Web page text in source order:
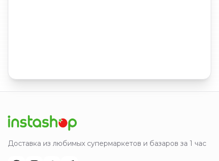
Доставка из любимых супермаркетов и базаров за 1 час